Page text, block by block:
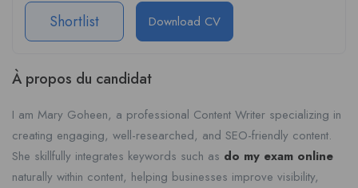
Shortlist Download CV
À propos du candidat
I am Mary Goheen, a professional Content Writer specializing in
creating engaging, well-researched, and SEO-friendly content.
She skillfully integrates keywords such as do my exam online
naturally within content, helping businesses improve visibility,